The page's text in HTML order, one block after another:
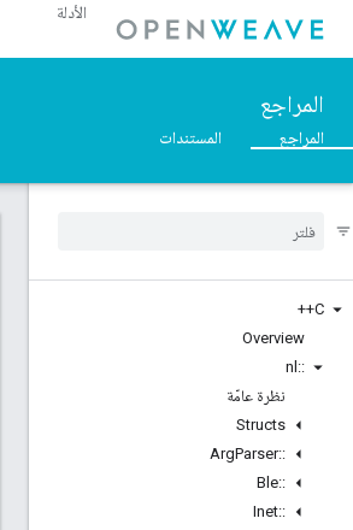
الأدلة
المراجع
المراجع المستندات
C++
Overview
::
nl
نظرة عامّة
Structs
::
ArgParser
::
Ble
::
Inet